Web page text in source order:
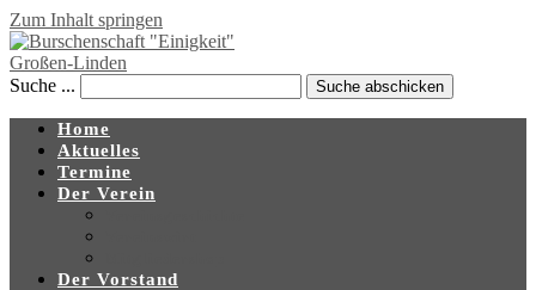
Zum Inhalt springen
Suche ... Suche abschicken
Home
Aktuelles
Termine
Der Verein
Der Vorstand